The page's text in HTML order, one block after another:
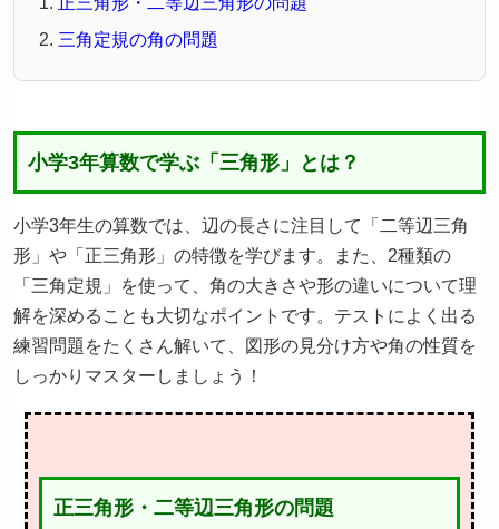
三角定規の角の問題
小学3年算数で学ぶ「三角形」とは？
小学3年生の算数では、辺の長さに注目して「二等辺三角
形」や「正三角形」の特徴を学びます。また、2種類の
「三角定規」を使って、角の大きさや形の違いについて理
解を深めることも大切なポイントです。テストによく出る
練習問題をたくさん解いて、図形の見分け方や角の性質を
しっかりマスターしましょう！
正三角形・二等辺三角形の問題